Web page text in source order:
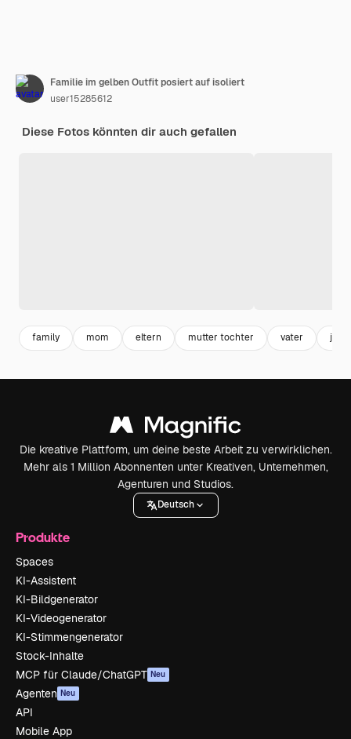
Familie im gelben Outfit posiert auf isoliert
user15285612
Diese Fotos könnten dir auch gefallen
family mom eltern mutter tochter vater
Die kreative Plattform, um deine beste Arbeit zu verwirklichen.
Mehr als 1 Million Abonnenten unter Kreativen, Unternehmen,
Agenturen und Studios.
Deutsch
Produkte
Spaces
KI-Assistent
KI-Bildgenerator
KI-Videogenerator
KI-Stimmengenerator
Stock-Inhalte
MCP für Claude/ChatGPT Neu
Agenten Neu
API
Mobile App